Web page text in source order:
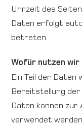
Uhrzeit des
Daten erfolgt
betreten.
Wofür nutzen wir
Ein Teil der Daten
Bereitstellung der
Daten können
verwendet werden.